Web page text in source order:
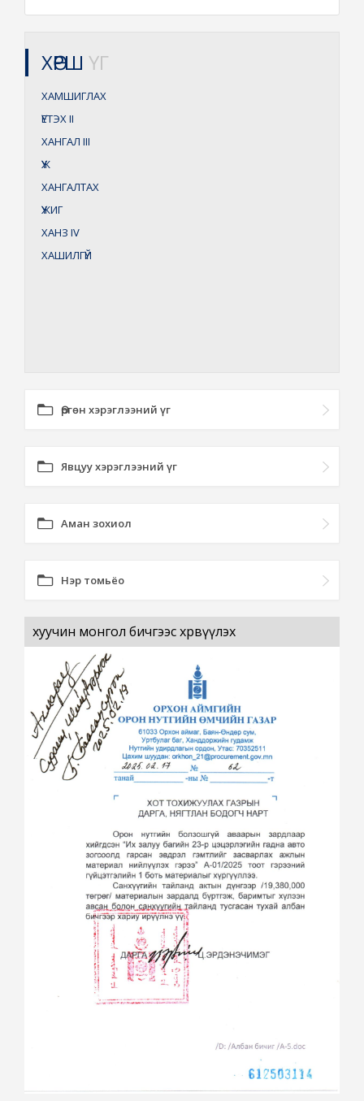
ХӨРШ ҮГ
ХАМШИГЛАХ
ҮЕТЭХII
ХАНГАЛ III
ҮЖ
ХАНГАЛТАХ
ҮЖИГ
ХАНЗ IV
ХАШИЛГҮЙ
Өргөн хэрэглээний үг
Явцуу хэрэглээний үг
Аман зохиол
Нэр томьёо
хуучин монгол бичгээс хөрвүүлэх